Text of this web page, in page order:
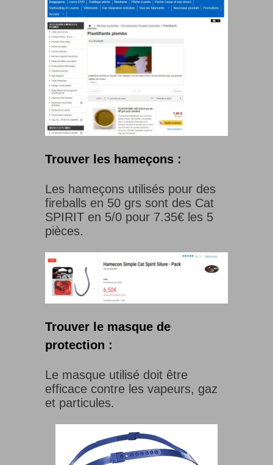
Trouver les hameçons :
Les hameçons utilisés pour des
fireballs en 50 grs sont des Cat
SPIRIT en 5/0 pour 7.35€ les 5
pièces.
Trouver le masque de
protection :
Le masque utilisé doit être
efficace contre les vapeurs, gaz
et particules.